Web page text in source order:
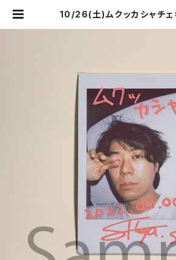
10/26(土)ムクッカシャチ